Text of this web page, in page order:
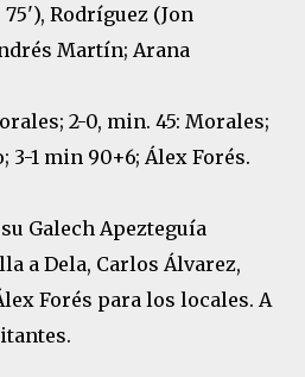
Rodríguez (Jon
Martín; Arana
2-0, min. 45: Morales;
3-1 min 90+6; Álex Forés.
Galech Apezteguía
a Dela, Carlos Álvarez,
Forés para los locales. A